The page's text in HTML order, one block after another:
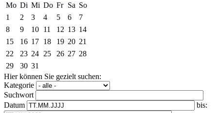
Mo Di Mi Do Fr Sa So
1
2 3 4 5 6
7
8
9 10 11 12 13 14
15
16 17 18 19 20 21
22
23 24 25 26 27 28
29
30 31
Hier können Sie gezielt suchen:
Kategorie
Suchwort
Datum
bis: